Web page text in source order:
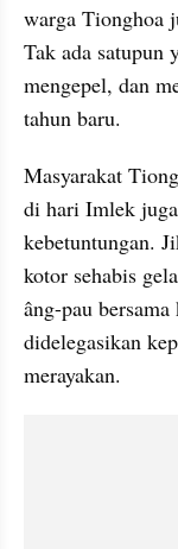
warga Tionghoa
Tak ada satupun
mengepel, dan
tahun baru.
Masyarakat
di hari Imlek juga
kebetuntungan.
kotor sehabis
âng-pau
didelegasikan
merayakan.